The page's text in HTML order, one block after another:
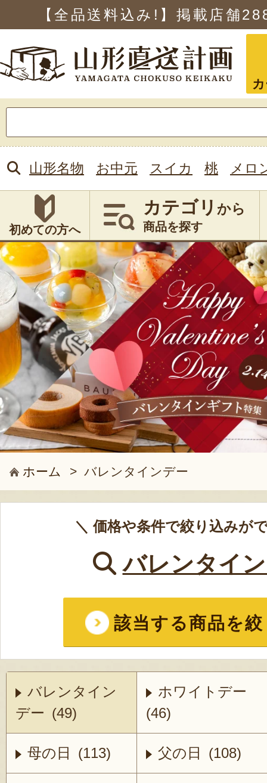
【全品送料込み!】掲載店舗
索:
山形名物 お中元 スイカ 桃 メロ
初めての方へ
カテゴリ から
商品を探す
ホーム > バレンタインデー
＼ 価格や条件で絞り込みが
バレンタイ
該当する商品を
バレンタイン
デー (49)
ホワイトデー
(46)
母の日 (113) 父の日 (108)